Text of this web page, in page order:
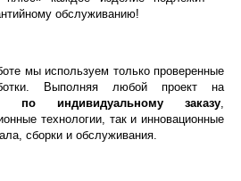
обслуживанию!
мы используем только проверенные
Выполняя любой проект на
по индивидуальному заказу,
технологии, так и инновационные
сборки и обслуживания.